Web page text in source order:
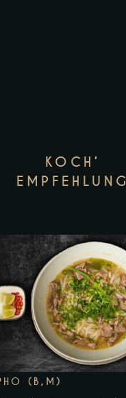
KOCH’
EMPFEHLUNG
(B,M)